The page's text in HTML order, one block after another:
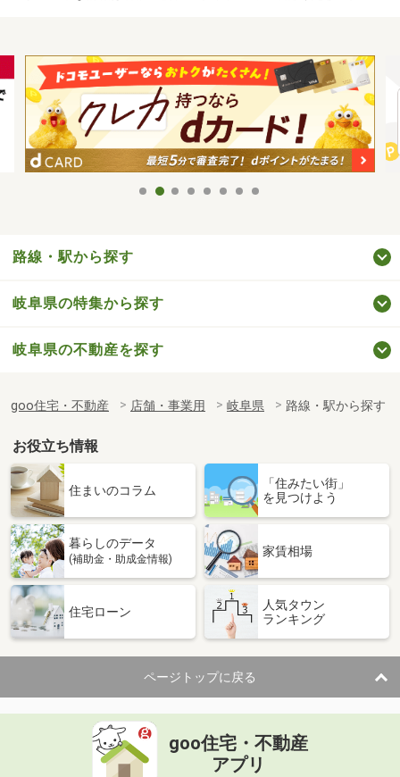
路線・駅から探す
岐阜県の特集から探す
岐阜県の不動産を探す
goo住宅・不動産 店舗・事業用 岐阜県 路線・駅から探す
お役立ち情報
住まいのコラム
「住みたい街」
を見つけよう
暮らしのデータ
(補助金・助成金情報)
家賃相場
住宅ローン
人気タウン
ランキング
ページトップに戻る
goo住宅・不動産
アプリ